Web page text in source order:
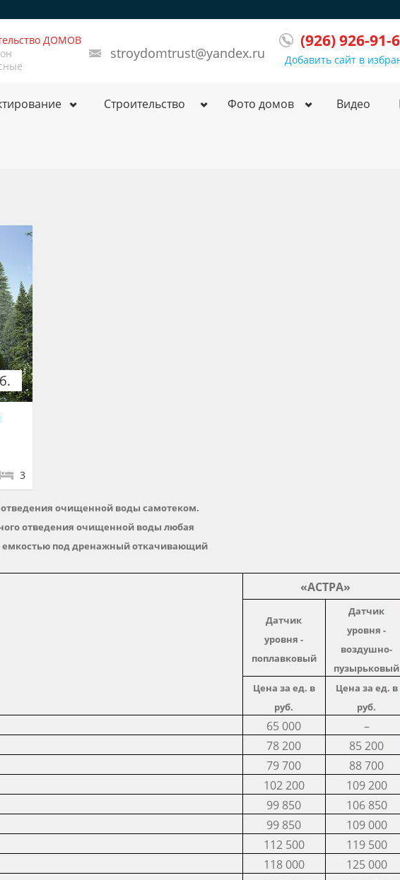
ДОМОВ
stroydomtrust@yandex.ru
(926) 926-91-
Добавить сайт в
Строительство Фото домов Видео
3
отведения очищенной воды самотеком.
отведения очищенной воды любая
емкостью под дренажный откачивающий
«АСТРА»
Датчик
уровня -
поплавковый
Датчик
уровня -
воздушно-
пузырьковый
Цена за ед. в
руб.
Цена за ед. в
руб.
65 000
–
78 200
85 200
79 700
88 700
102 200
109 200
99 850
106 850
99 850
109 000
112 500
119 500
118 000
125 000